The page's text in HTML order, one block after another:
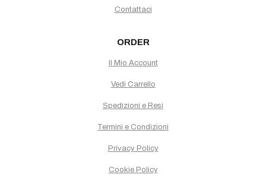
Contattaci
ORDER
Il Mio Account
Vedi Carrello
Spedizioni e Resi
Termini e Condizioni
Privacy Policy
Cookie Policy